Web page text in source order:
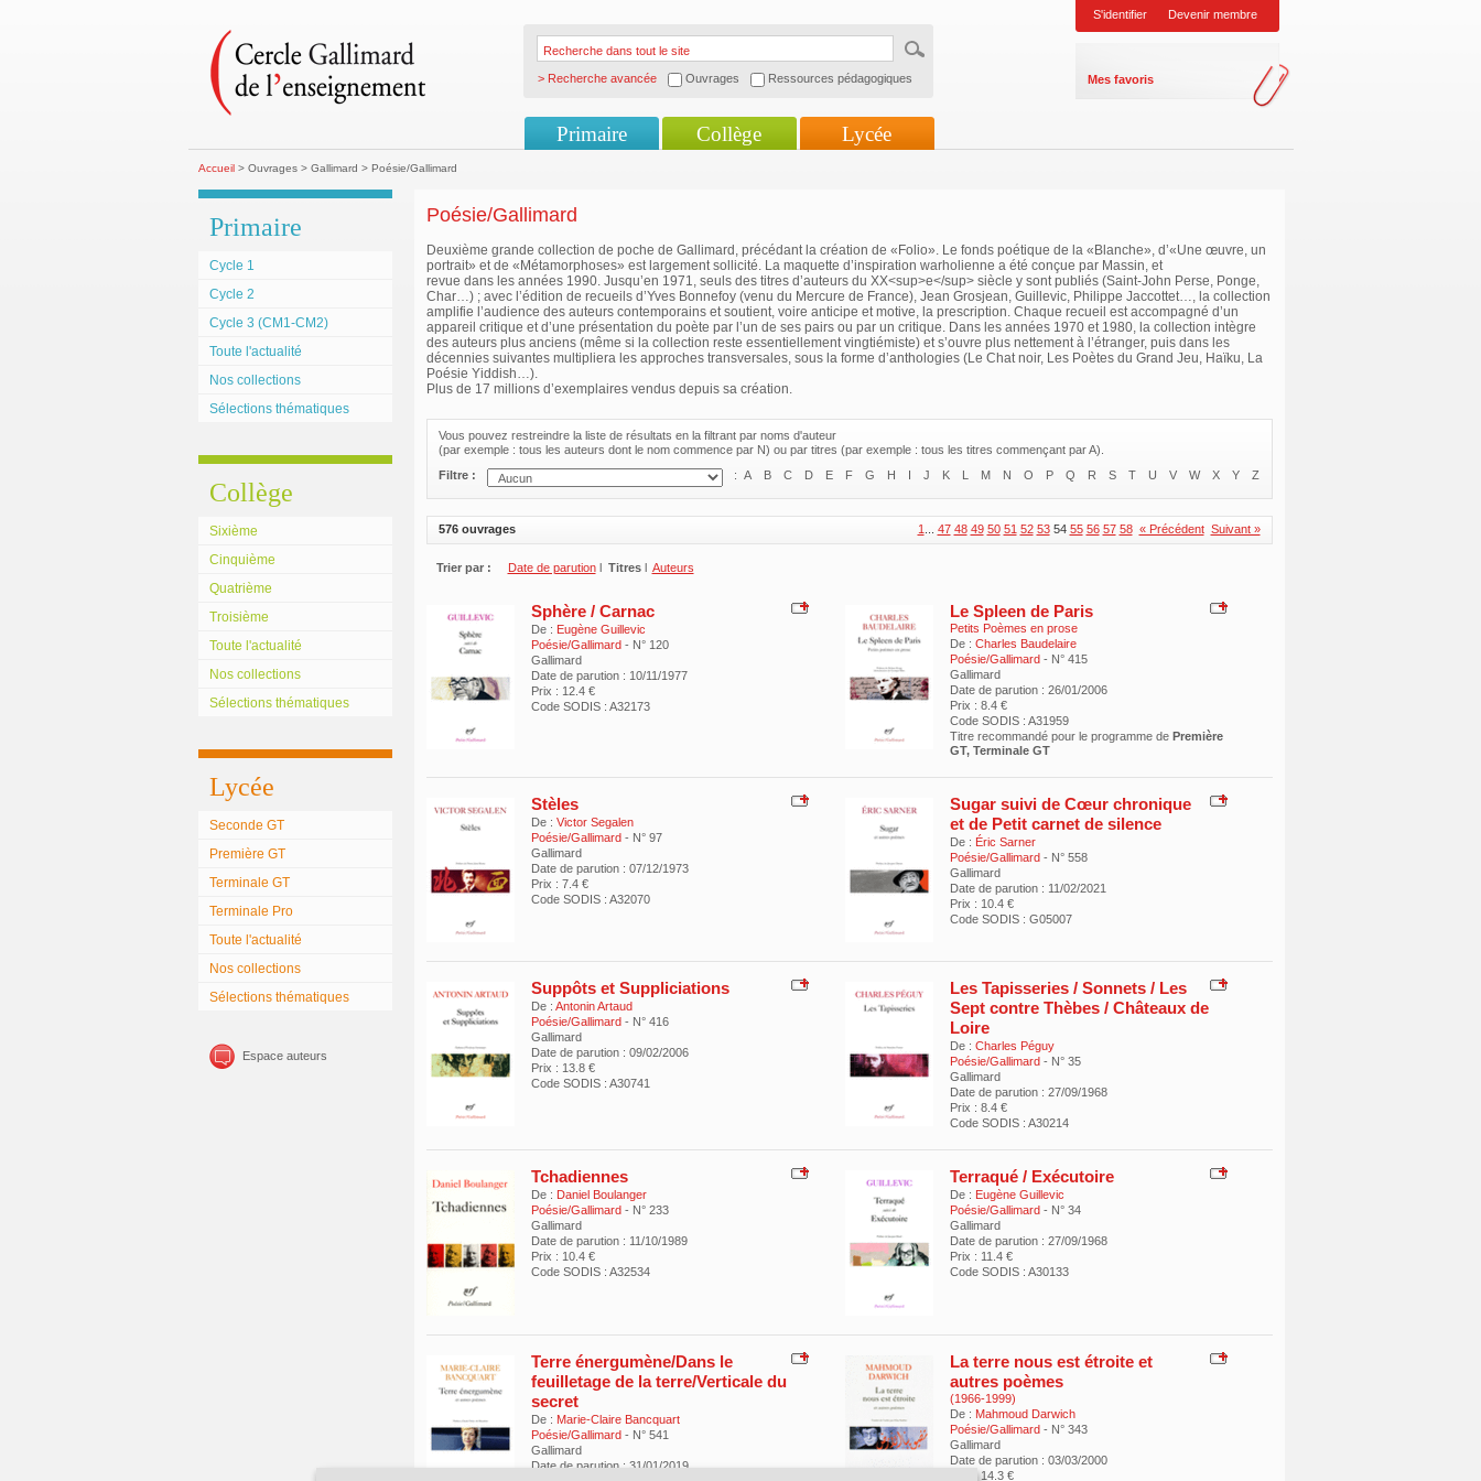
> Recherche avancée Ouvrages Ressources pédagogiques
S'identifier Devenir membre
Mes favoris
Primaire Collège Lycée
Accueil> Ouvrages > Gallimard > Poésie/Gallimard
Primaire
Cycle 1
Cycle 2
Cycle 3 (CM1-CM2)
Toute l'actualité
Nos collections
Sélections thématiques
Collège
Sixième
Cinquième
Quatrième
Troisième
Toute l'actualité
Nos collections
Sélections thématiques
Lycée
Seconde GT
Première GT
Terminale GT
Terminale Pro
Toute l'actualité
Nos collections
Sélections thématiques
Espace auteurs
Poésie/Gallimard
Deuxième grande collection de poche de Gallimard, précédant la création de «Folio». Le fonds poétique de la «Blanche», d’«Une œuvre, un
portrait» et de «Métamorphoses» est largement sollicité. La maquette d’inspiration warholienne a été conçue par Massin, et
revue dans les années 1990. Jusqu’en 1971, seuls des titres d’auteurs du XX<sup>e</sup> siècle y sont publiés (Saint-John Perse, Ponge,
Char…) ; avec l’édition de recueils d’Yves Bonnefoy (venu du Mercure de France), Jean Grosjean, Guillevic, Philippe Jaccottet…, la collection
amplifie l’audience des auteurs contemporains et soutient, voire anticipe et motive, la prescription. Chaque recueil est accompagné d’un
appareil critique et d’une présentation du poète par l’un de ses pairs ou par un critique. Dans les années 1970 et 1980, la collection intègre
des auteurs plus anciens (même si la collection reste essentiellement vingtiémiste) et s’ouvre plus nettement à l’étranger, puis dans les
décennies suivantes multipliera les approches transversales, sous la forme d’anthologies (Le Chat noir, Les Poètes du Grand Jeu, Haïku, La
Poésie Yiddish…).
Plus de 17 millions d’exemplaires vendus depuis sa création.
Vous pouvez restreindre la liste de résultats en la filtrant par noms d'auteur
(par exemple : tous les auteurs dont le nom commence par N) ou par titres (par exemple : tous les titres commençant par A).
Filtre :
: A B C D E F G H I J K L M N O P Q R S T U V W X Y Z
1 47 48 49 50 51 52 53 54 55 56 57 58 « Précédent Suivant »
576 ouvrages
Trier par : Date de parution l Titres l Auteurs
Sphère / Carnac
De : Eugène Guillevic
Poésie/Gallimard - N° 120
Gallimard
Date de parution : 10/11/1977
Prix : 12.4 €
Code SODIS : A32173
Le Spleen de Paris
Petits Poèmes en prose
De : Charles Baudelaire
Poésie/Gallimard - N° 415
Gallimard
Date de parution : 26/01/2006
Prix : 8.4 €
Code SODIS : A31959
Titre recommandé pour le programme de Première
GT, Terminale GT
Stèles
De : Victor Segalen
Poésie/Gallimard - N° 97
Gallimard
Date de parution : 07/12/1973
Prix : 7.4 €
Code SODIS : A32070
Sugar suivi de Cœur chronique
et de Petit carnet de silence
De : Éric Sarner
Poésie/Gallimard - N° 558
Gallimard
Date de parution : 11/02/2021
Prix : 10.4 €
Code SODIS : G05007
Suppôts et Suppliciations
De : Antonin Artaud
Poésie/Gallimard - N° 416
Gallimard
Date de parution : 09/02/2006
Prix : 13.8 €
Code SODIS : A30741
Les Tapisseries / Sonnets / Les
Sept contre Thèbes / Châteaux de
Loire
De : Charles Péguy
Poésie/Gallimard - N° 35
Gallimard
Date de parution : 27/09/1968
Prix : 8.4 €
Code SODIS : A30214
Tchadiennes
De : Daniel Boulanger
Poésie/Gallimard - N° 233
Gallimard
Date de parution : 11/10/1989
Prix : 10.4 €
Code SODIS : A32534
Terraqué / Exécutoire
De : Eugène Guillevic
Poésie/Gallimard - N° 34
Gallimard
Date de parution : 27/09/1968
Prix : 11.4 €
Code SODIS : A30133
Terre énergumène/Dans le
feuilletage de la terre/Verticale du
secret
De : Marie-Claire Bancquart
Poésie/Gallimard - N° 541
Gallimard
Date de parution : 31/01/2019
La terre nous est étroite et
autres poèmes
(1966-1999)
De : Mahmoud Darwich
Poésie/Gallimard - N° 343
Gallimard
Date de parution : 03/03/2000
Prix : 14.3 €